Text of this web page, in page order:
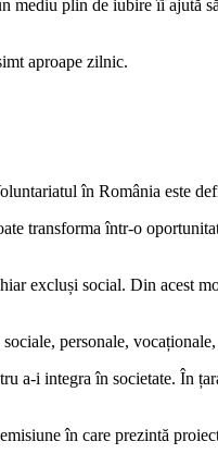
plin de iubire îi ajută
aproape zilnic.
în România este
transforma într-o
excluși social. Din acest
personale,
i integra în societate. În
în care prezintă